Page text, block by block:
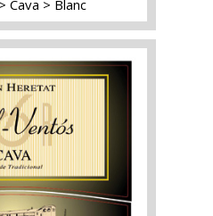
Cava Blanc